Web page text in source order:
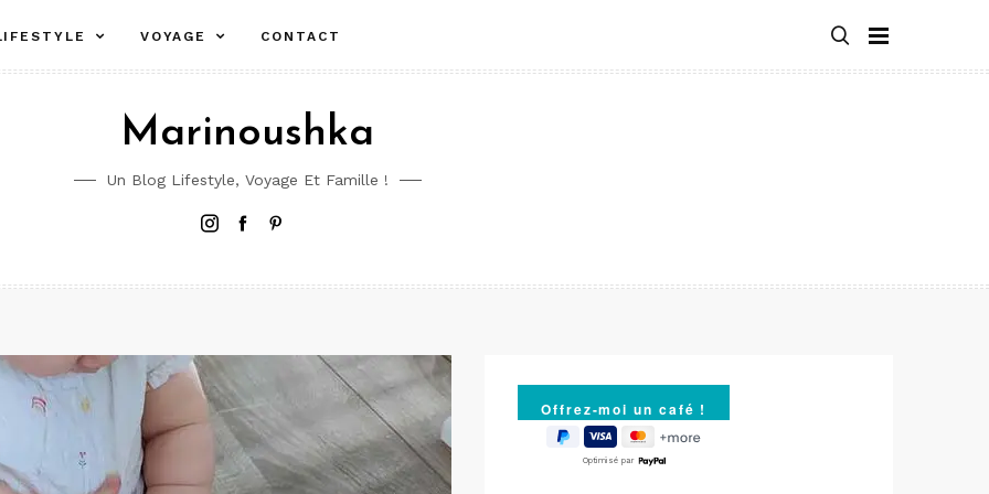
VOYAGE CONTACT
Marinoushka
Un Blog Lifestyle, Voyage Et Famille !
Instagram
Facebook
Optimisé par